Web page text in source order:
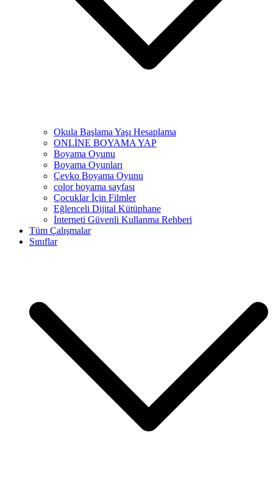
Okula Başlama Yaşı Hesaplama
ONLİNE BOYAMA YAP
Boyama Oyunu
Boyama Oyunları
Çevko Boyama Oyunu
color boyama sayfası
Çocuklar İçin Filmler
Eğlenceli Dijital Kütüphane
İnterneti Güvenli Kullanma Rehberi
Tüm Çalışmalar
Sınıflar